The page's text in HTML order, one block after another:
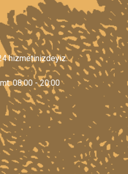
hizmetinizdeyiz.
08:00 - 20:00